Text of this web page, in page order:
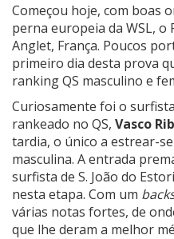
Começou hoje, com boas
perna europeia da WSL, o
Anglet, França. Poucos
primeiro dia desta prova
ranking QS masculino e
Curiosamente foi o
rankeado no QS, Vasco
tardia, o único a estrear-
masculina. A entrada
surfista de S. João do
nesta etapa. Com um
várias notas fortes, de
que lhe deram a melhor